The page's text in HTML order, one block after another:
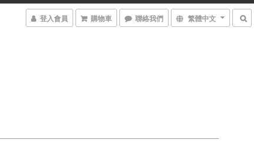
登入會員 購物車 聯絡我們 繁體中文